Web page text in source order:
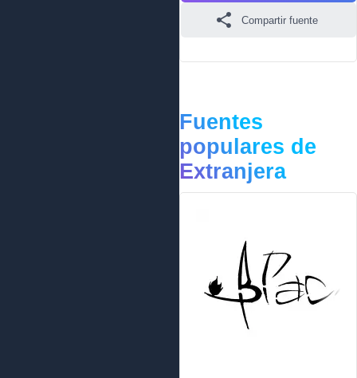
Compartir fuente
Fuentes
populares de
Extranjera